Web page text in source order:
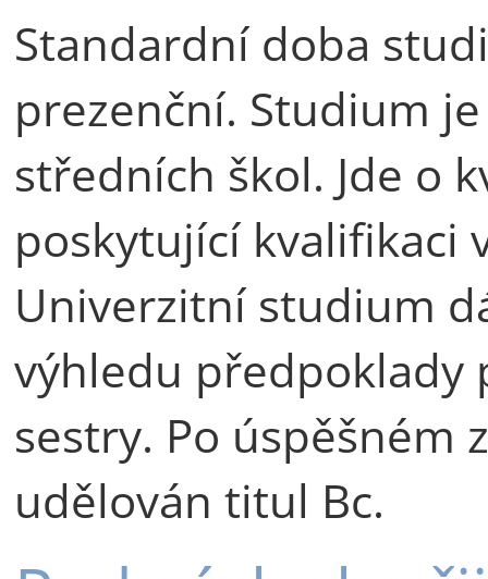
Standardní doba
prezenční. Studium
středních škol. Jde o
poskytující kvalifikaci
Univerzitní studium
výhledu předpoklady
sestry. Po úspěšném
udělován titul Bc.